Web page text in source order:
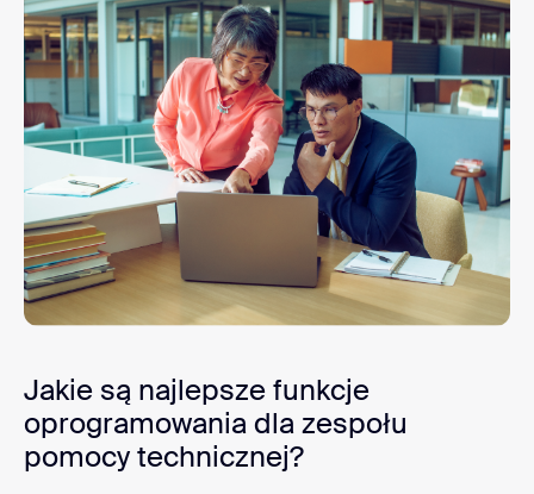
Jakie są najlepsze funkcje
oprogramowania dla zespołu
pomocy technicznej?